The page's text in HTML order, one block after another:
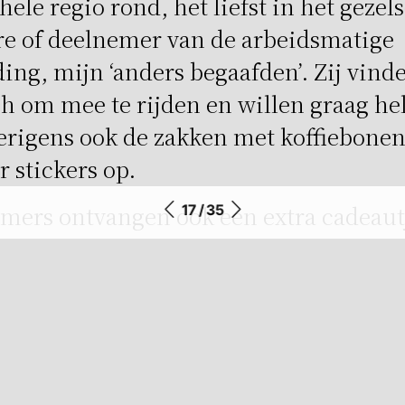
of deelnemer van de arbeidsmatige
mijn ‘anders begaafden’. Zij
om mee te rijden en willen graag
ook de zakken met
stickers op.
ontvangen ook een extra
verpakt door onze bijzondere
17 / 35